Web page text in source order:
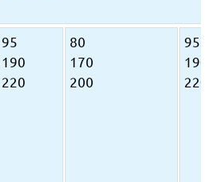
95
190
220
80
170
200
95
190
220